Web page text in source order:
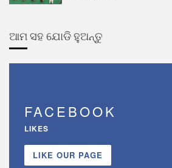
ଆମ ସହ ଯୋଡି ହୁଅନ୍ତୁ
FACEBOOK
LIKES
LIKE OUR PAGE